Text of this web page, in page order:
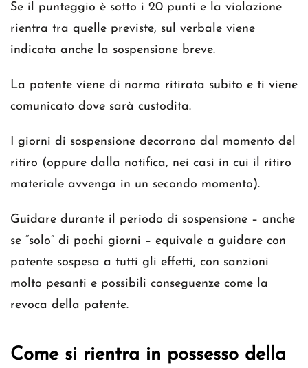
Se il punteggio è sotto i 20 punti e la violazione
rientra tra quelle previste, sul verbale viene
indicata anche la sospensione breve.
La patente viene di norma ritirata subito e ti viene
comunicato dove sarà custodita.
I giorni di sospensione decorrono dal momento del
ritiro (oppure dalla notifica, nei casi in cui il ritiro
materiale avvenga in un secondo momento).
Guidare durante il periodo di sospensione – anche
se “solo” di pochi giorni – equivale a guidare con
patente sospesa a tutti gli effetti, con sanzioni
molto pesanti e possibili conseguenze come la
revoca della patente.
Come si rientra in possesso della